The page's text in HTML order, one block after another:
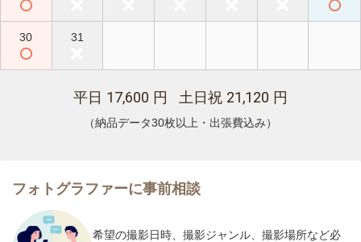
30 31
平日 17,600 円 土日祝 21,120 円
（納品データ30枚以上・出張費込み）
フォトグラファーに事前相談
希望の撮影日時、撮影ジャンル、撮影場所など必